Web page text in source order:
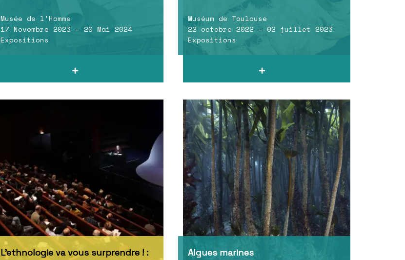
Musée de l’Homme
17 Novembre 2023 – 20 Mai 2024
Expositions
Muséum de Toulouse
22 octobre 2022 – 02 juillet 2023
Expositions
L’ethnologie va vous surprendre ! :
Algues marines